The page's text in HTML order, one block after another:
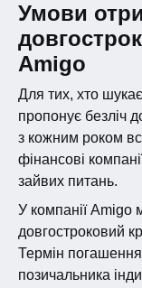
Умови
Amigo
Для тих, хто
пропонує безліч
з кожним роком
фінансові
зайвих питань.
У компанії
довгостроковий
Термін
позичальника